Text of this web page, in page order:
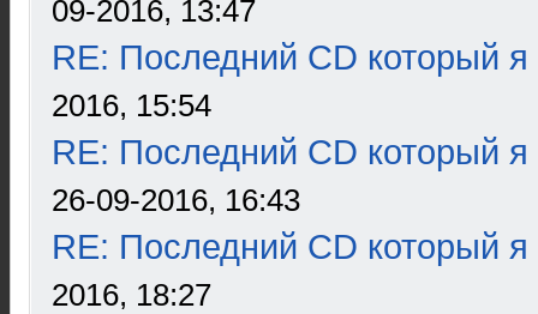
09-2016, 13:47
RE: Последний CD который я
2016, 15:54
RE: Последний CD который я
26-09-2016, 16:43
RE: Последний CD который я
2016, 18:27